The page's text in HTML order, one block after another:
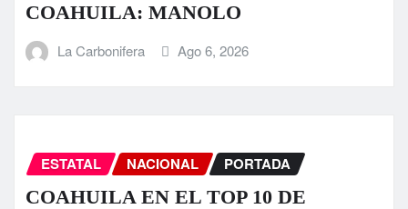
COAHUILA: MANOLO
La Carbonifera Ago 6, 2026
ESTATAL NACIONAL PORTADA
COAHUILA EN EL TOP 10 DE